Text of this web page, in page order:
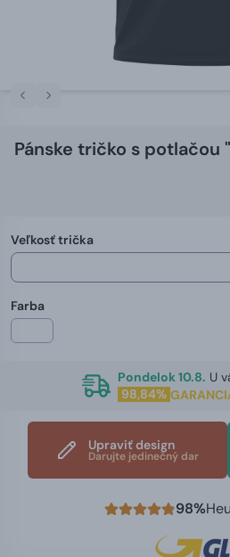
Pánske tričko s potlačou
Veľkosť trička
Farba
Pondelok 10.8. U
98,84%
Upraviť design
Darujte jedinečný dar
98%